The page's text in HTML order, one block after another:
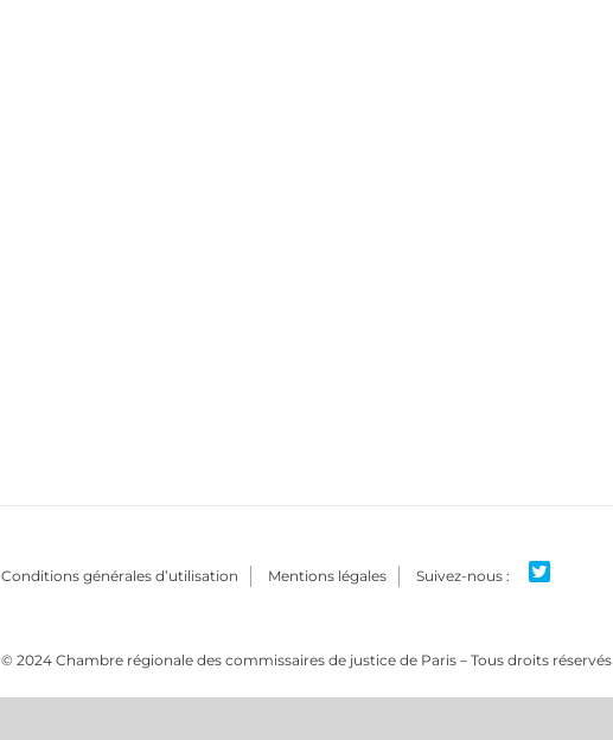
Conditions générales d’utilisation Mentions légales
© 2024 Chambre régionale des commissaires de justice de Paris – Tous droits réservés